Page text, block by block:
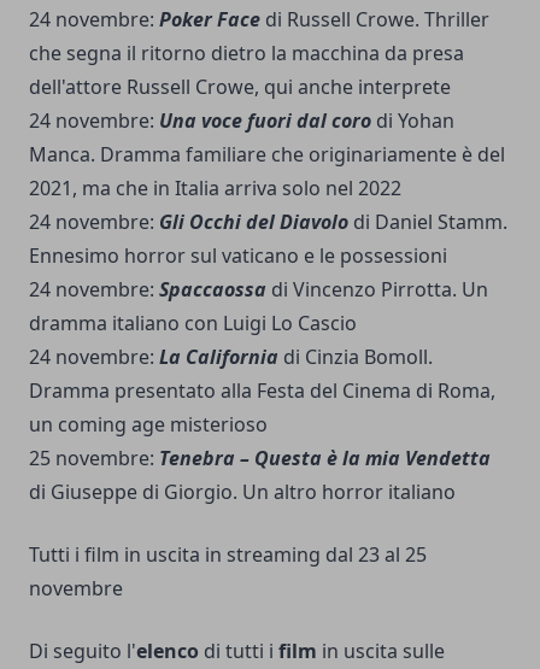
24 novembre: Poker Face di Russell Crowe. Thriller
che segna il ritorno dietro la macchina da presa
dell'attore Russell Crowe, qui anche interprete
24 novembre: Una voce fuori dal coro di Yohan
Manca. Dramma familiare che originariamente è del
2021, ma che in Italia arriva solo nel 2022
24 novembre: Gli Occhi del Diavolo di Daniel Stamm.
Ennesimo horror sul vaticano e le possessioni
24 novembre: Spaccaossa di Vincenzo Pirrotta. Un
dramma italiano con Luigi Lo Cascio
24 novembre: La California di Cinzia Bomoll.
Dramma presentato alla Festa del Cinema di Roma,
un coming age misterioso
25 novembre: Tenebra – Questa è la mia Vendetta
di Giuseppe di Giorgio. Un altro horror italiano
Tutti i film in uscita in streaming dal 23 al 25
novembre
Di seguito l'elenco di tutti i film in uscita sulle